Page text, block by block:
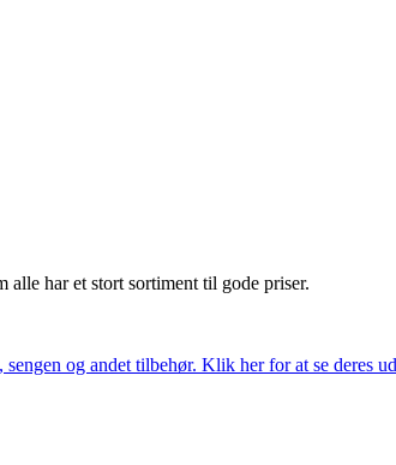
alle har et stort sortiment til gode priser.
og andet tilbehør. Klik her for at se deres